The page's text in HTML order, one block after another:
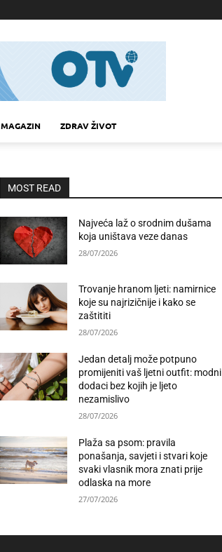
MAGAZIN ZDRAV ŽIVOT
MOST READ
Najveća laž o srodnim dušama
koja uništava veze danas
28/07/2026
Trovanje hranom ljeti: namirnice
koje su najrizičnije i kako se
zaštititi
28/07/2026
Jedan detalj može potpuno
promijeniti vaš ljetni outfit: modni
dodaci bez kojih je ljeto
nezamislivo
28/07/2026
Plaža sa psom: pravila
ponašanja, savjeti i stvari koje
svaki vlasnik mora znati prije
odlaska na more
27/07/2026